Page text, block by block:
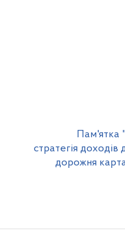
Пам'ятка
стратегія доходів
дорожня